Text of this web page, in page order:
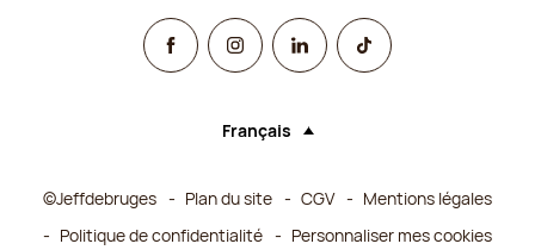
FacebookInstagramLinked InTikTok
Langue (sélectionner une option
Français
©Jeffdebruges Plan du site CGV
Mentions légales
Politique de confidentialité
Personnaliser mes cookies